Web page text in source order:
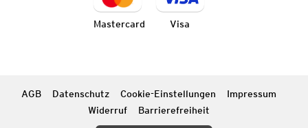
Mastercard Visa
AGB Datenschutz Cookie-Einstellungen
Impressum
Widerruf
Barrierefreiheit